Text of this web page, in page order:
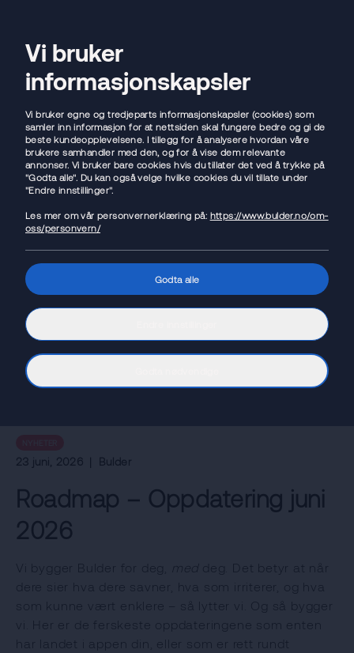
Blogg
23 juni, 2026 | Bulder
Roadmap – Oppdatering juni
2026
Vi bygger Bulder for deg, med
deg. Det betyr at når
dere sier hva dere savner, hva som irriterer, og hva
som kunne vært enklere – så lytter vi. Og så bygger
vi. Her er de ferskeste oppdateringene som enten
har landet i appen din, eller som er rett rundt
Vi bruker
informasjonskapsler
Vi bruker egne og tredjeparts informasjonskapsler (cookies) som
samler inn informasjon for at nettsiden skal fungere bedre og gi de
beste kundeopplevelsene. I tillegg for å analysere hvordan våre
brukere samhandler med den, og for å vise dem relevante
annonser. Vi bruker bare cookies hvis du tillater det ved å trykke på
"Godta alle". Du kan også velge hvilke cookies du vil tillate under
"Endre innstillinger".
Les mer om vår personvernerklæring på: https://www.bulder.no/om-
oss/personvern/
Godta alle